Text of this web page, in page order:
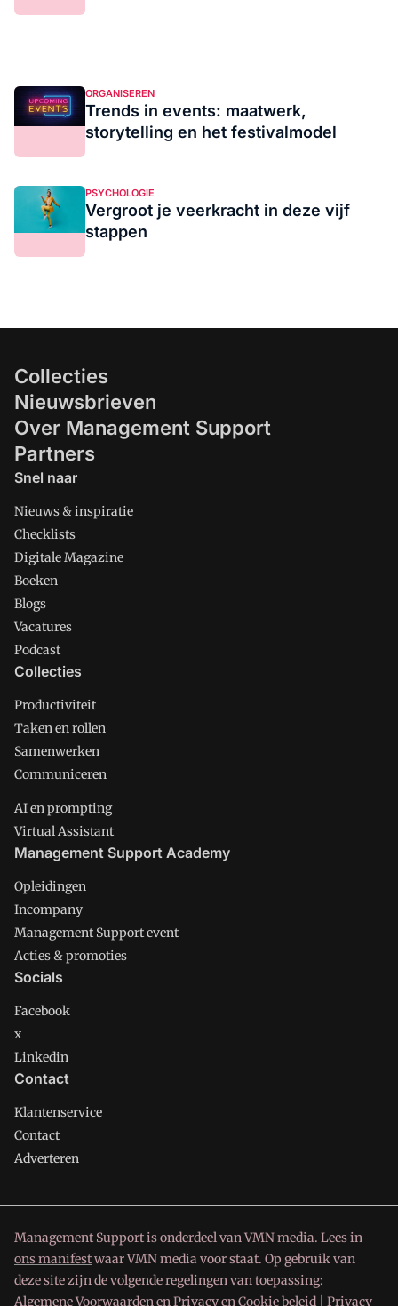
ORGANISEREN
Trends in events: maatwerk,
storytelling en het festivalmodel
PSYCHOLOGIE
Vergroot je veerkracht in deze vijf
stappen
Collecties
Nieuwsbrieven
Over Management Support
Partners
Snel naar
Nieuws & inspiratie
Checklists
Digitale Magazine
Boeken
Blogs
Vacatures
Podcast
Collecties
Productiviteit
Taken en rollen
Samenwerken
Communiceren
AI en prompting
Virtual Assistant
Management Support Academy
Opleidingen
Incompany
Management Support event
Acties & promoties
Socials
Facebook
x
Linkedin
Contact
Klantenservice
Contact
Adverteren
Management Support is onderdeel van VMN media. Lees in
ons manifestwaar VMN media voor staat. Op gebruik van
deze site zijn de volgende regelingen van toepassing:
Algemene VoorwaardenenPrivacy en Cookie beleid Privacy